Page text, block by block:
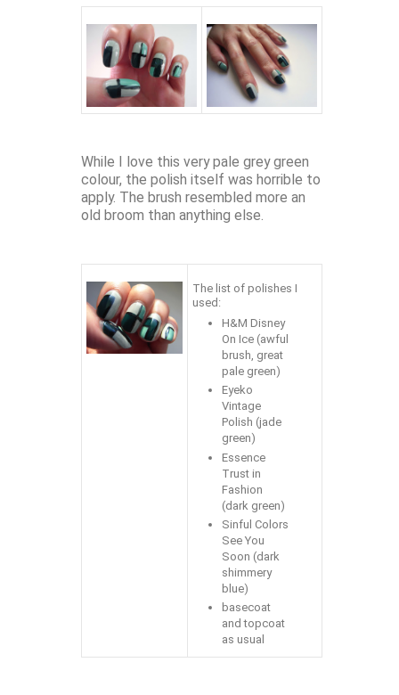
While I love this very pale grey green
colour, the polish itself was horrible to
apply. The brush resembled more an
old broom than anything else.
The list of polishes I
used:
H&M Disney
On Ice (awful
brush, great
pale green)
Eyeko
Vintage
Polish (jade
green)
Essence
Trust in
Fashion
(dark green)
Sinful Colors
See You
Soon (dark
shimmery
blue)
basecoat
and topcoat
as usual